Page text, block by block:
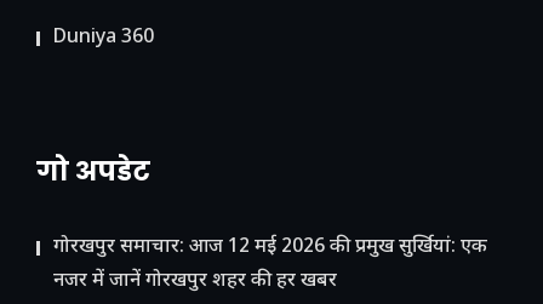
Duniya 360
गो अपडेट
गोरखपुर समाचार: आज 12 मई 2026 की प्रमुख सुर्खियां: एक
नजर में जानें गोरखपुर शहर की हर खबर